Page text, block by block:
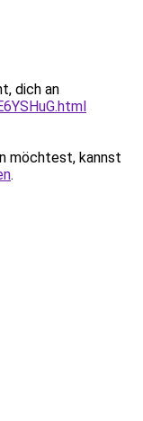
dich an
möchtest, kannst
.